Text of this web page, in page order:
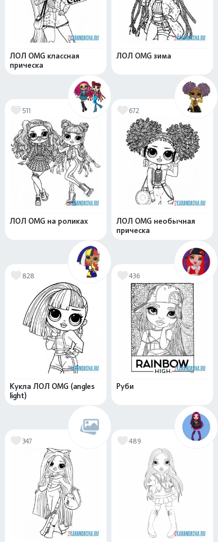
ЛОЛ OMG классная
прическа
ЛОЛ OMG зима
511
ЛОЛ OMG на роликах
672
ЛОЛ OMG необычная
прическа
828
Кукла ЛОЛ OMG (angles
light)
436
Руби
347 489